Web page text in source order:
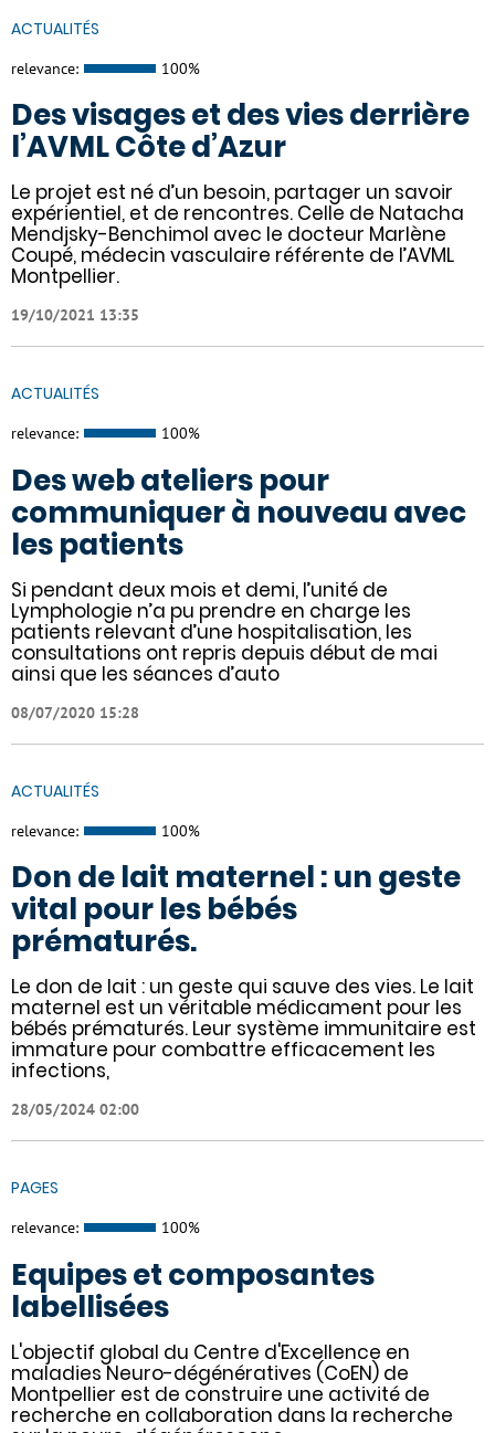
ACTUALITÉS
relevance: 100%
Des visages et des vies derrière
l’AVML Côte d’Azur
Le projet est né d’un besoin, partager un savoir
expérientiel, et de rencontres. Celle de Natacha
Mendjsky-Benchimol avec le docteur Marlène
Coupé, médecin vasculaire référente de l’AVML
Montpellier.
19/10/2021 13:35
ACTUALITÉS
relevance: 100%
Des web ateliers pour
communiquer à nouveau avec
les patients
Si pendant deux mois et demi, l’unité de
Lymphologie n’a pu prendre en charge les
patients relevant d’une hospitalisation, les
consultations ont repris depuis début de mai
ainsi que les séances d’auto
08/07/2020 15:28
ACTUALITÉS
relevance: 100%
Don de lait maternel : un geste
vital pour les bébés
prématurés.
Le don de lait : un geste qui sauve des vies. Le lait
maternel est un véritable médicament pour les
bébés prématurés. Leur système immunitaire est
immature pour combattre efficacement les
infections,
28/05/2024 02:00
PAGES
relevance: 100%
Equipes et composantes
labellisées
L'objectif global du Centre d'Excellence en
maladies Neuro-dégénératives (CoEN) de
Montpellier est de construire une activité de
recherche en collaboration dans la recherche